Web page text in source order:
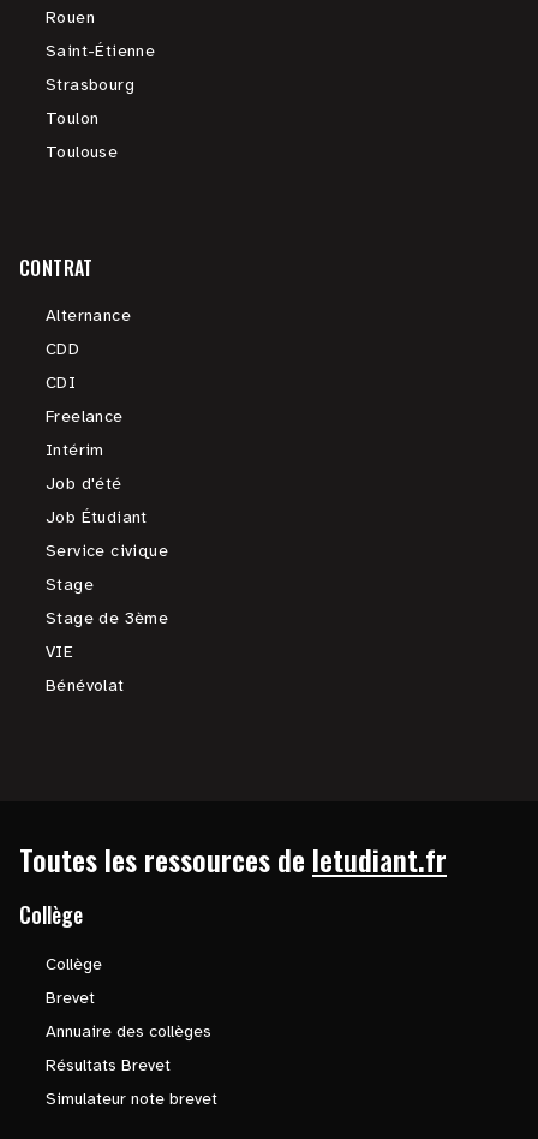
Rouen
Saint-Étienne
Strasbourg
Toulon
Toulouse
CONTRAT
Alternance
CDD
CDI
Freelance
Intérim
Job d'été
Job Étudiant
Service civique
Stage
Stage de 3ème
VIE
Bénévolat
Toutes les ressources de letudiant.fr
Collège
Collège
Brevet
Annuaire des collèges
Résultats Brevet
Simulateur note brevet